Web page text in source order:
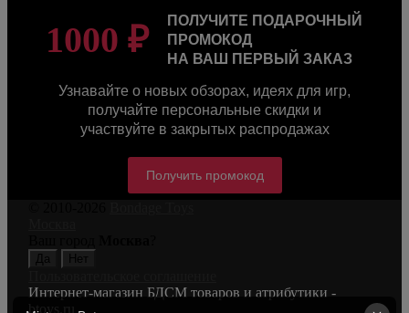
1000 ₽
ПОЛУЧИТЕ ПОДАРОЧНЫЙ
ПРОМОКОД
НА ВАШ ПЕРВЫЙ ЗАКАЗ
Узнавайте о новых обзорах, идеях для игр,
получайте персональные скидки и
участвуйте в закрытых распродажах
Получить промокод
Интернет-магазин БДСМ товаров и атрибутики -
btoys.ru